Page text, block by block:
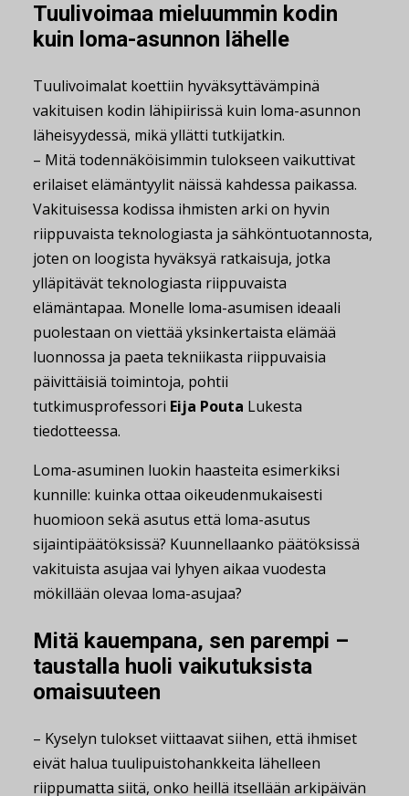
Tuulivoimaa mieluummin kodin
kuin loma-asunnon lähelle
Tuulivoimalat koettiin hyväksyttävämpinä
vakituisen kodin lähipiirissä kuin loma-asunnon
läheisyydessä, mikä yllätti tutkijatkin.
– Mitä todennäköisimmin tulokseen vaikuttivat
erilaiset elämäntyylit näissä kahdessa paikassa.
Vakituisessa kodissa ihmisten arki on hyvin
riippuvaista teknologiasta ja sähköntuotannosta,
joten on loogista hyväksyä ratkaisuja, jotka
ylläpitävät teknologiasta riippuvaista
elämäntapaa. Monelle loma-asumisen ideaali
puolestaan on viettää yksinkertaista elämää
luonnossa ja paeta tekniikasta riippuvaisia
päivittäisiä toimintoja, pohtii
tutkimusprofessori Eija Pouta Lukesta
tiedotteessa.
Loma-asuminen luokin haasteita esimerkiksi
kunnille: kuinka ottaa oikeudenmukaisesti
huomioon sekä asutus että loma-asutus
sijaintipäätöksissä? Kuunnellaanko päätöksissä
vakituista asujaa vai lyhyen aikaa vuodesta
mökillään olevaa loma-asujaa?
Mitä kauempana, sen parempi –
taustalla huoli vaikutuksista
omaisuuteen
– Kyselyn tulokset viittaavat siihen, että ihmiset
eivät halua tuulipuistohankkeita lähelleen
riippumatta siitä, onko heillä itsellään arkipäivän